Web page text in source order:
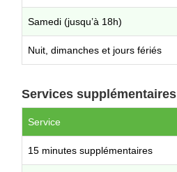
Samedi (jusqu’à 18h)
Nuit, dimanches et jours fériés
Services supplémentaires
Service
15 minutes supplémentaires